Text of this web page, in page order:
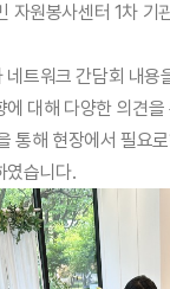
자원봉사센터 1차 기
네트워크 간담회 내용
에 대해 다양한 의견
통해 현장에서 필요
였습니다.